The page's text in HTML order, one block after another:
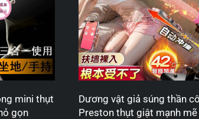
mini thụt
gọn
Dương vật giả súng thần
Preston thụt giật mạnh mẽ